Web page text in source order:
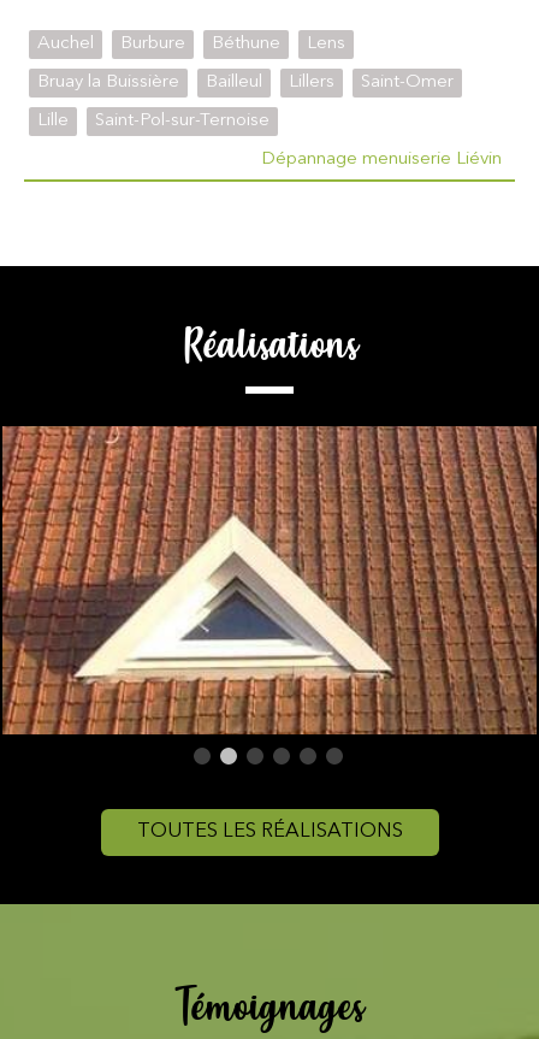
Auchel Burbure Béthune Lens
Bruay la Buissière Bailleul Lillers Saint-Omer
Lille Saint-Pol-sur-Ternoise
Dépannage menuiserie Liévin
Réalisations
TOUTES LES RÉALISATIONS
Témoignages